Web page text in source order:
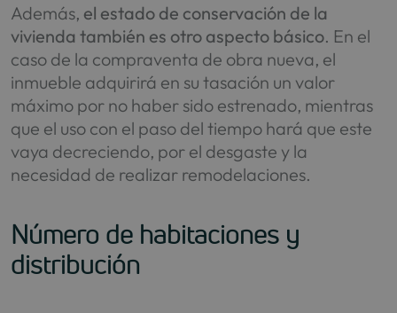
Además, el estado de conservación de la
vivienda también es otro aspecto básico. En el
caso de la compraventa de obra nueva, el
inmueble adquirirá en su tasación un valor
máximo por no haber sido estrenado, mientras
que el uso con el paso del tiempo hará que este
vaya decreciendo, por el desgaste y la
necesidad de realizar remodelaciones.
Número de habitaciones y
distribución